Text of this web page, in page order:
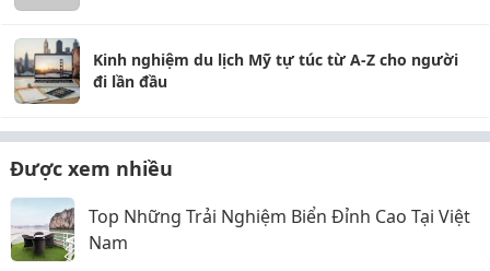
Kinh nghiệm du lịch Mỹ tự túc từ A-Z cho người
đi lần đầu
Được xem nhiều
Top Những Trải Nghiệm Biển Đỉnh Cao Tại Việt
Nam